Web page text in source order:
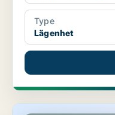
Type
Lägenhet
Lägenhet i Bjuv, Billesholm